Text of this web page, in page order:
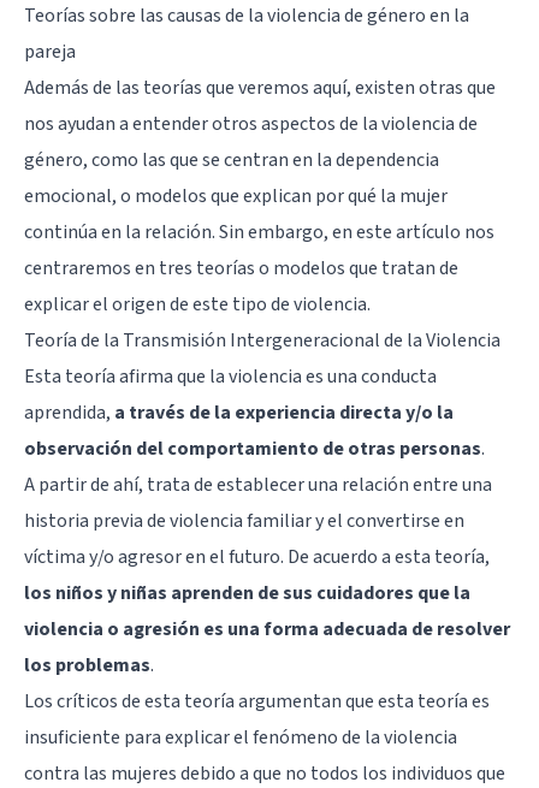
Teorías sobre las causas de la violencia de género en la
pareja
Además de las teorías que veremos aquí, existen otras que
nos ayudan a entender otros aspectos de la violencia de
género, como las que se centran en ladependencia
emocional, o modelos que explican por qué la mujer
continúa en la relación. Sin embargo, en este artículo nos
centraremos en tres teorías o modelos que tratan de
explicar el origen de este tipo de violencia.
Teoría de la Transmisión Intergeneracional de la Violencia
Esta teoría afirma que la violencia es una conducta
aprendida, a través de la experiencia directa y/o la
observación del comportamiento de otras personas.
A partir de ahí, trata de establecer una relación entre una
historia previa de violencia familiar y el convertirse en
víctima y/o agresor en el futuro. De acuerdo a esta teoría,
los niños y niñas aprenden de sus cuidadores que la
violencia o agresión es una forma adecuada de resolver
los problemas.
Los críticos de esta teoría argumentan que esta teoría es
insuficiente para explicar el fenómeno de la violencia
contra las mujeres debido a que no todos los individuos que